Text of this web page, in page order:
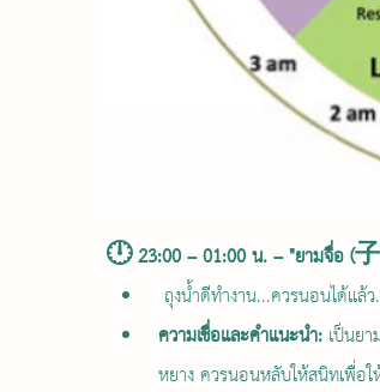
🕛 23:00 – 01:00 น. – "ยามจื่อ (子
ถุงน้ำดีทำงาน...ควรนอนได้แล้
ความเชื่อและคำแนะนำ: เป็นย
หยาง ควรนอนหลับให้สนิทเพื่อ